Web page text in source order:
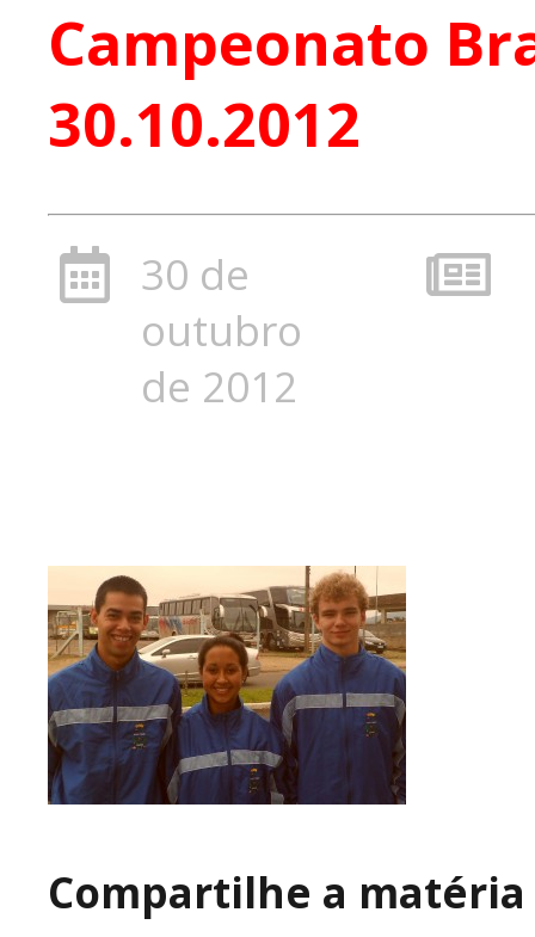
Campeonato
30.10.2012
30 de
outubro
de 2012
Compartilhe a